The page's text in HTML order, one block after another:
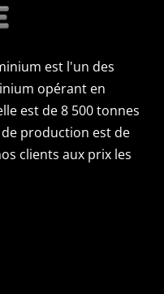
est l'un des
opérant en
est de 8 500 tonnes
production est de
clients aux prix les